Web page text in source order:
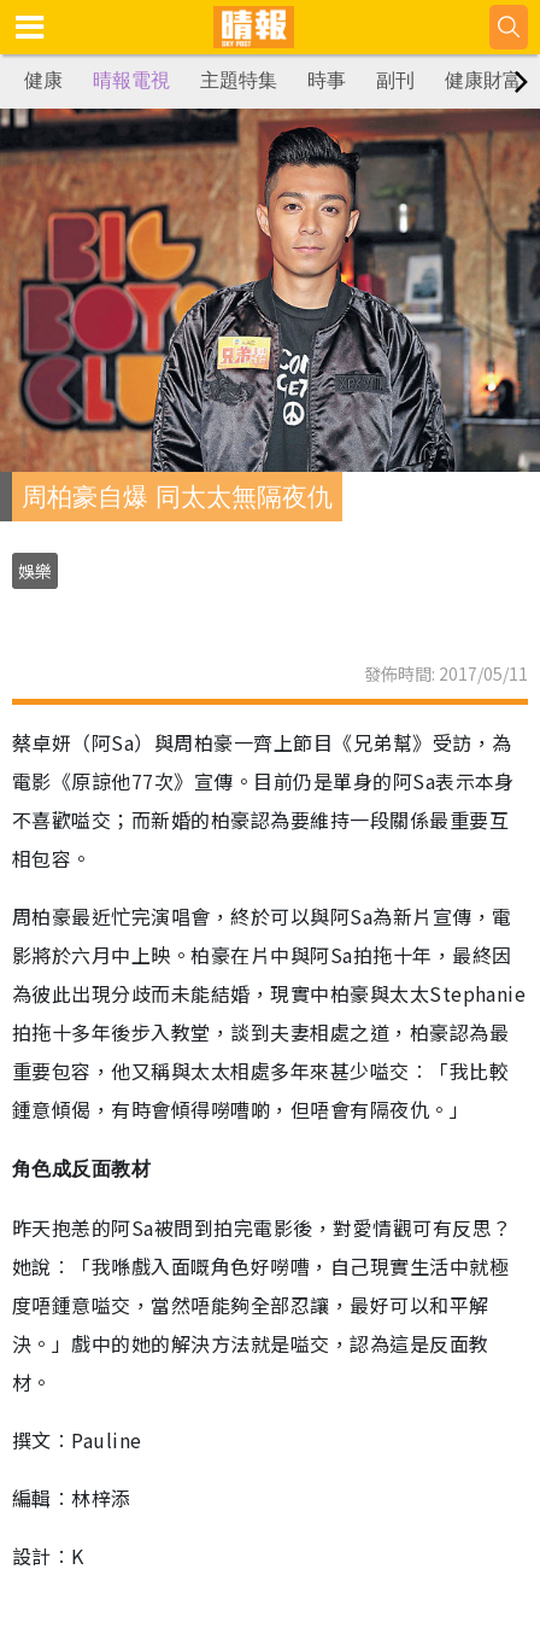
健康 晴報電視 主題特集 時事 副刊 健康財富
周柏豪自爆 同太太無隔夜仇
娛樂
發佈時間: 2017/05/11
蔡卓妍（阿Sa）與周柏豪一齊上節目《兄弟幫》受訪，為
電影《原諒他77次》宣傳。目前仍是單身的阿Sa表示本身
不喜歡嗌交；而新婚的柏豪認為要維持一段關係最重要互
相包容。
周柏豪最近忙完演唱會，終於可以與阿Sa為新片宣傳，電
影將於六月中上映。柏豪在片中與阿Sa拍拖十年，最終因
為彼此出現分歧而未能結婚，現實中柏豪與太太Stephanie
拍拖十多年後步入教堂，談到夫妻相處之道，柏豪認為最
重要包容，他又稱與太太相處多年來甚少嗌交︰「我比較
鍾意傾偈，有時會傾得嘮嘈啲，但唔會有隔夜仇。」
角色成反面教材
昨天抱恙的阿Sa被問到拍完電影後，對愛情觀可有反思？
她說︰「我喺戲入面嘅角色好嘮嘈，自己現實生活中就極
度唔鍾意嗌交，當然唔能夠全部忍讓，最好可以和平解
決。」戲中的她的解決方法就是嗌交，認為這是反面教
材。
撰文︰Pauline
編輯︰林梓添
設計︰K